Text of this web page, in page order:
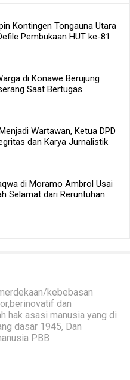
Kontingen Tongauna Utara
Pembukaan HUT ke-81
di Konawe Berujung
Saat Bertugas
Wartawan, Ketua DPD
dan Karya Jurnalistik
di Moramo Ambrol Usai
Selamat dari Reruntuhan
kebebasan
dan
hak asasi manusia yang di
dasar 1945, Dan
PBB